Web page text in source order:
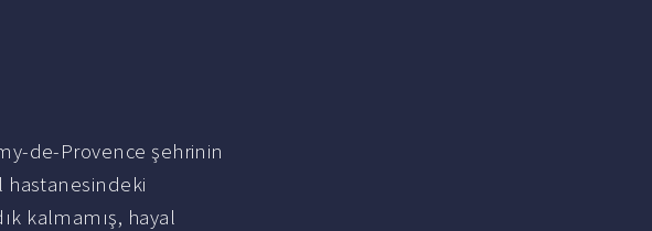
de-Provence şehrinin
hastanesindeki
kalmamış, hayal